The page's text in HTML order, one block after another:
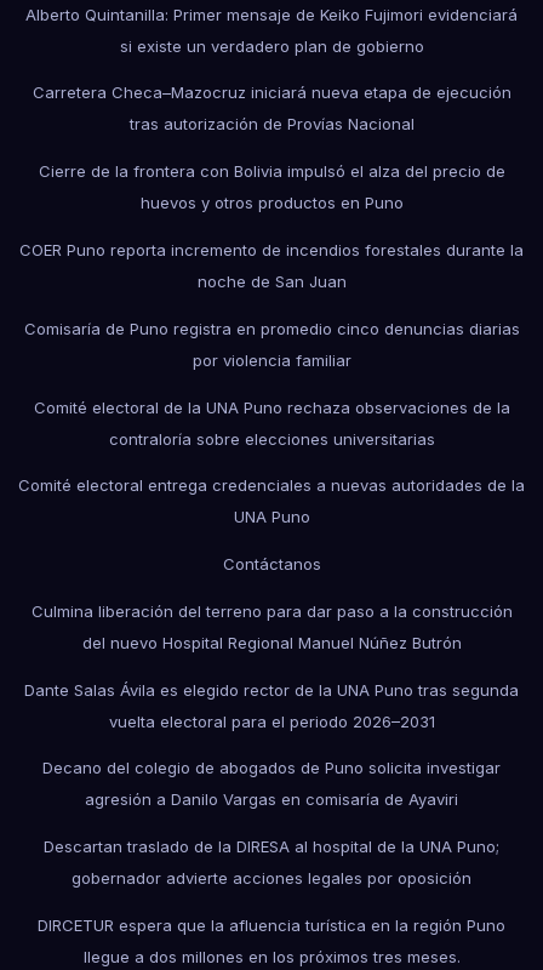
Alberto Quintanilla: Primer mensaje de Keiko Fujimori evidenciará
si existe un verdadero plan de gobierno
Carretera Checa–Mazocruz iniciará nueva etapa de ejecución
tras autorización de Provías Nacional
Cierre de la frontera con Bolivia impulsó el alza del precio de
huevos y otros productos en Puno
COER Puno reporta incremento de incendios forestales durante la
noche de San Juan
Comisaría de Puno registra en promedio cinco denuncias diarias
por violencia familiar
Comité electoral de la UNA Puno rechaza observaciones de la
contraloría sobre elecciones universitarias
Comité electoral entrega credenciales a nuevas autoridades de la
UNA Puno
Contáctanos
Culmina liberación del terreno para dar paso a la construcción
del nuevo Hospital Regional Manuel Núñez Butrón
Dante Salas Ávila es elegido rector de la UNA Puno tras segunda
vuelta electoral para el periodo 2026–2031
Decano del colegio de abogados de Puno solicita investigar
agresión a Danilo Vargas en comisaría de Ayaviri
Descartan traslado de la DIRESA al hospital de la UNA Puno;
gobernador advierte acciones legales por oposición
DIRCETUR espera que la afluencia turística en la región Puno
llegue a dos millones en los próximos tres meses.